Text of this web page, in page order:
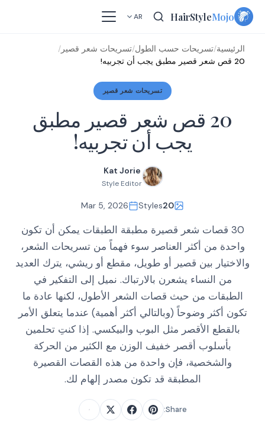
Skip
HairStyleMojo
AR
الرئيسية/تسريحات حسب الطول/تسريحات شعر قصير /
20 قص شعر قصير مطبق يجب أن تجربيه!
تسريحات شعر قصير
20 قص شعر قصير مطبق
يجب أن تجربيه!
Kat Jorie
Style Editor
20
Styles
Mar 5, 2026
30 قصات شعر قصيرة مطبقة الطبقات يمكن أن تكون
واحدة من أكثر العناصر سوء فهماً من تسريحات الشعر،
والاختيار بين قصير أو طويل، مقطع أو ريشي، يترك العديد
من النساء يشعرن بالارتباك. نميل إلى التفكير في
الطبقات من حيث قصات الشعر الأطول، لكنها عادة ما
تكون أكثر وضوحاً (وبالتالي أكثر أهمية) عندما يتعلق الأمر
بالقطع الأقصر مثل البوب والبيكسي. إذا كنتِ تحلمين
بأسلوب أقصر خفيف الوزن مع الكثير من الحركة
والشخصية، فإن واحدة من هذه القصات القصيرة
المطبقة قد تكون مصدر إلهام لك.
Share: